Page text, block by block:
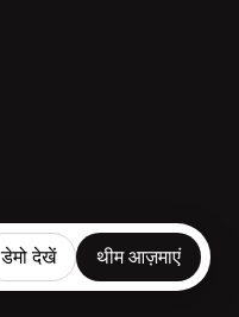
डेमो देखें थीम आज़माएं